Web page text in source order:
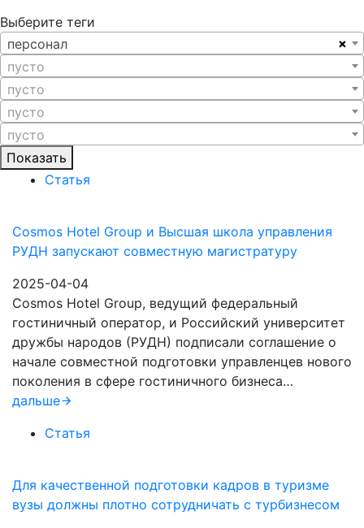
Выберите теги
×
персонал
пусто
пусто
пусто
пусто
Показать
Статья
Cosmos Hotel Group и Высшая школа управления
РУДН запускают совместную магистратуру
2025-04-04
Cosmos Hotel Group, ведущий федеральный
гостиничный оператор, и Российский университет
дружбы народов (РУДН) подписали соглашение о
начале совместной подготовки управленцев нового
поколения в сфере гостиничного бизнеса…
дальше
Статья
Для качественной подготовки кадров в туризме
вузы должны плотно сотрудничать с турбизнесом